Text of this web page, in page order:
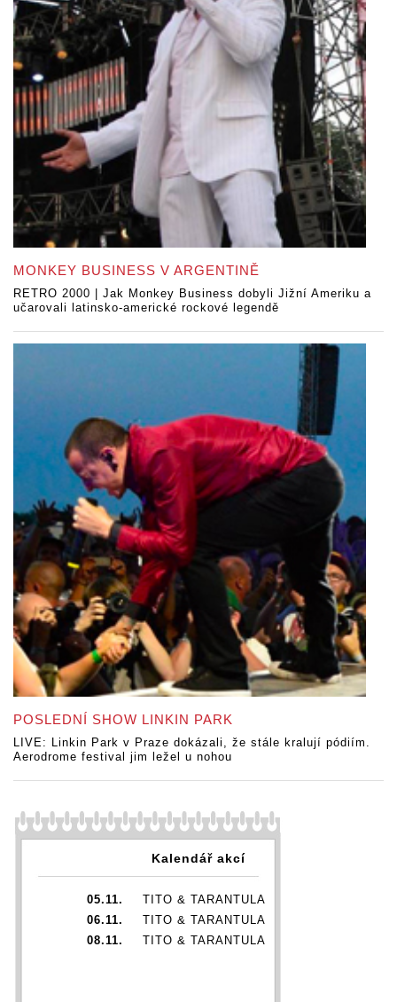
MONKEY BUSINESS V ARGENTINĚ
RETRO 2000 | Jak Monkey Business dobyli Jižní Ameriku a
učarovali latinsko-americké rockové legendě
POSLEDNÍ SHOW LINKIN PARK
LIVE: Linkin Park v Praze dokázali, že stále kralují pódiím.
Aerodrome festival jim ležel u nohou
Kalendář akcí
05.11.
TITO & TARANTULA
06.11.
TITO & TARANTULA
08.11.
TITO & TARANTULA